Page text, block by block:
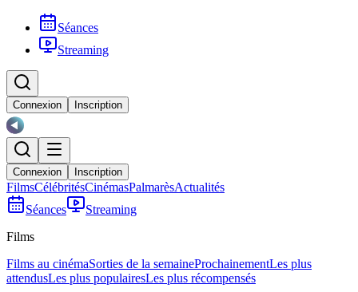
Séances
Streaming
Connexion Inscription
Connexion Inscription
FilmsCélébritésCinémasPalmarèsActualités
Séances
Streaming
Films
Films au cinémaSorties de la semaineProchainementLes plus
attendusLes plus populairesLes plus récompensés